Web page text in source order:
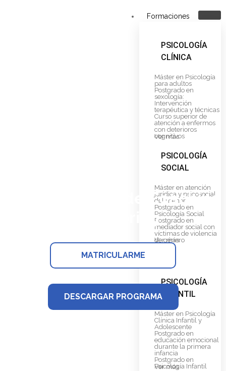
Formaciones
PSICOLOGÍA
CLÍNICA
Máster en Psicología
para adultos
Postgrado en
sexología:
Intervención
terapéutica y técnicas
Curso superior de
atención a enfermos
con deterioros
cognitivos
Ver más
PSICOLOGÍA
SOCIAL
Máster en atención
jurídica y psicosocial
del menor
Postgrado en
Psicología Social
Postgrado en
mediador social con
víctimas de violencia
de género
Ver más
PSICOLOGÍA
INFANTIL
Máster en Psicología
Clínica Infantil y
Adolescente
Postgrado en
educación emocional
durante la primera
infancia
Postgrado en
Psicología Infantil
Ver más
Curso superior de Coaching
y Mentoring
MATRICULARME
DESCARGAR PROGRAMA